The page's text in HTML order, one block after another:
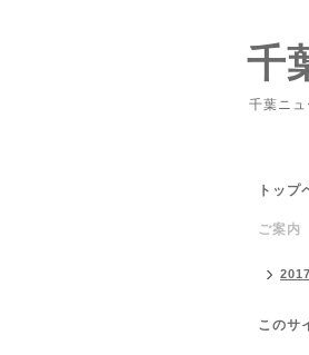
千
千葉ニ
トップ
ご案内
このサ